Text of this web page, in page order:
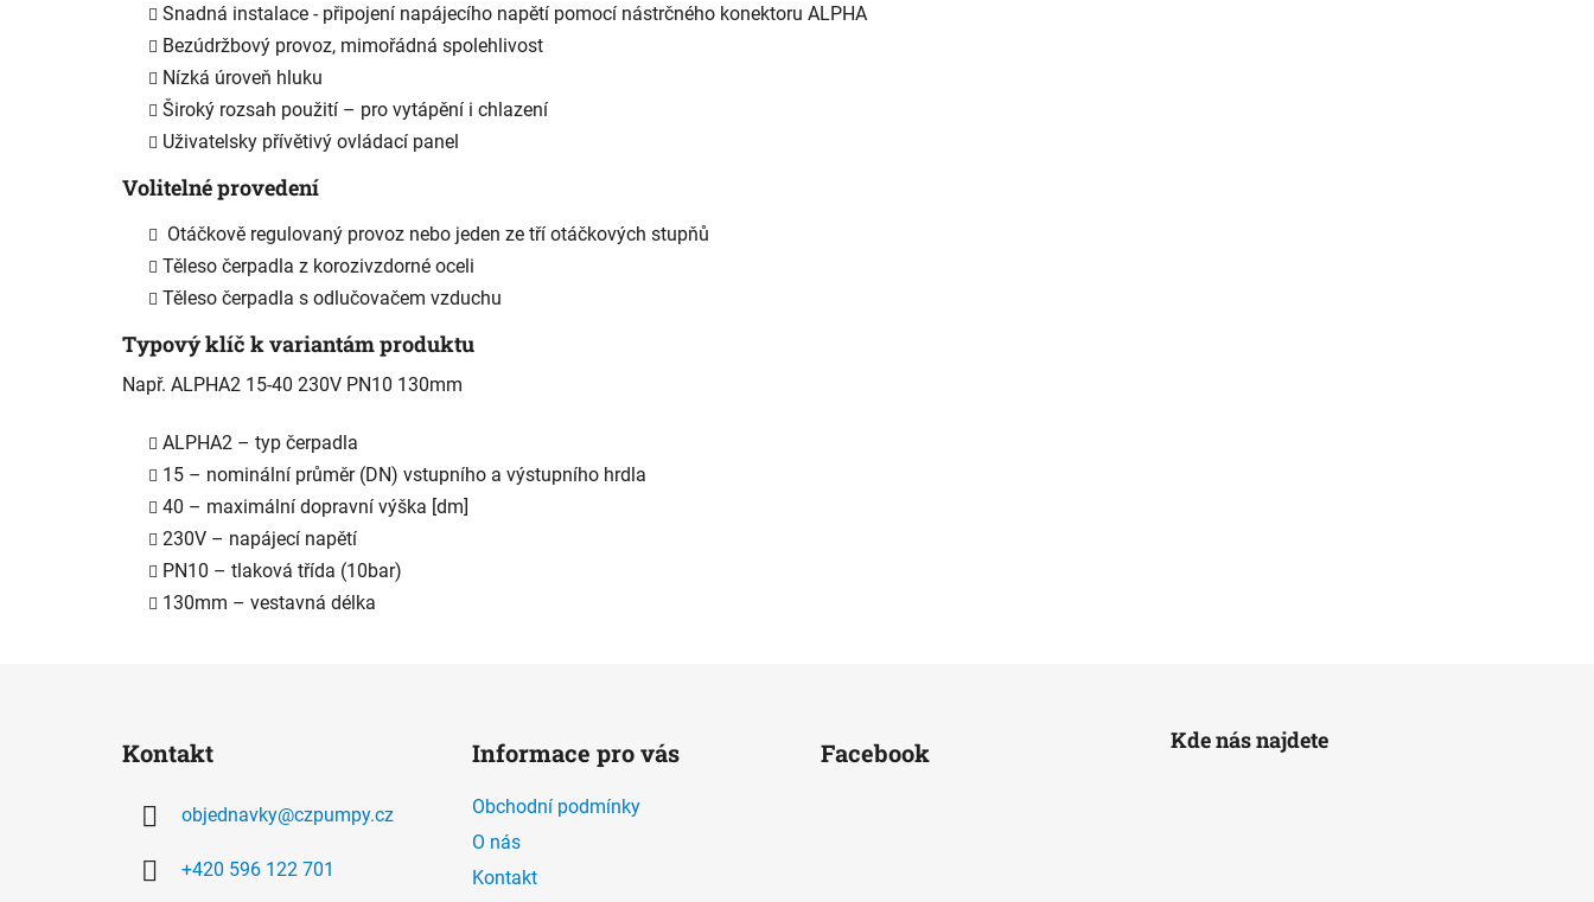
Snadná instalace - připojení napájecího napětí pomocí nástrčného konektoru ALPHA
Bezúdržbový provoz, mimořádná spolehlivost
Nízká úroveň hluku
Široký rozsah použití – pro vytápění i chlazení
Uživatelsky přívětivý ovládací panel
Volitelné provedení
Otáčkově regulovaný provoz nebo jeden ze tří otáčkových stupňů
Těleso čerpadla z korozivzdorné oceli
Těleso čerpadla s odlučovačem vzduchu
Typový klíč k variantám produktu
Např. ALPHA2 15-40 230V PN10 130mm
ALPHA2 – typ čerpadla
15 – nominální průměr (DN) vstupního a výstupního hrdla
40 – maximální dopravní výška [dm]
230V – napájecí napětí
PN10 – tlaková třída (10bar)
130mm – vestavná délka
Kontakt
objednavky@czpumpy.cz
+420 596 122 701
Informace pro vás
Obchodní podmínky
O nás
Kontakt
Facebook Kde nás najdete